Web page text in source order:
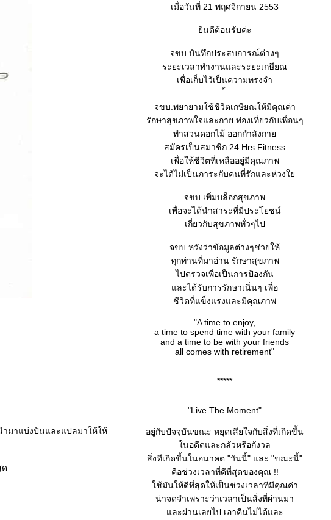
มาแบ่งปันและแปลมาให้ให้
เมื่อวันที่ 21 พฤศจิกายน 2553
ินดีต้อนรับค่ะ
จขบ.บันทึกประสบการณ์ต่างๆ
ระยะเวลาทำงานและระยะเกษียณ
เพื่อเก็บไว้เป็นความทรงจำ
จขบ.พยายามใช้ชีวิตเกษียณให้มีคุณค่า
รักษาสุขภาพใจและกาย ท่องเที่ยวกับเพื่อนๆ
ทำสวนดอกไม้ ออกกำลังกา
สมัครเป็นสมาชิก 24 Hrs Fitness
เพื่อให้ชีวิตที่เหลืออยู่มีคุณภาพ
จะได้ไม่เป็นภาระกับคนที่รักและห่วง
จขบ.เพิ่มบล็อกสุขภาพ
เพื่อจะได้นำสาระที่มีประโยชน์
เกี่ยวกับสุขภาพทั่วๆไป
จขบ.หวังว่าข้อมูลต่างๆช่วยให้
ทุกท่านที่มาอ่าน รักษาสุขภาพ
ไปตรวจเพื่อเป็นการป้องกัน
ละได้รับการรักษาเนิ่นๆ เพื่อ
ชีวิตที่แข็งแรงและมีคุณภาพ
"A time to enjoy,
a time to spend time with your family
and a time to be with your friends
all comes with retirement"
*****
"Live The Moment"
อยู่กับปัจจุบันขณะ หยุดเสียใจกับสิ่งที่เกิดขี้น
นอดีตและกลัวหรือกังวล
สิ่งทีเกิดขี้นในอนาคต "วันนี้" และ "ขณะนี้"
คือช่วงเวลาที่ดีที่สุดของคุณ !!
ช้มันให้ดีที่สุดให้เป็นช่วงเวลาทีมีคุณค่า
น่าจดจำเพราะว่าเวลาเป็นสิ่งที่ผ่านมา
ละผ่านเลยไป เอาคืนไม่ได้และ